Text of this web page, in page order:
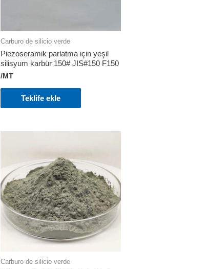
Carburo de silicio verde
Piezoseramik parlatma için yeşil
silisyum karbür 150# JIS#150 F150
/MT
Teklife ekle
Carburo de silicio verde